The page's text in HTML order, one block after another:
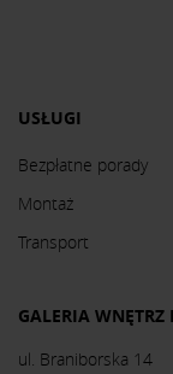
USŁUGI
Bezpłatne porady
Montaż
Transport
GALERIA WNĘTRZ
ul. Braniborska 14